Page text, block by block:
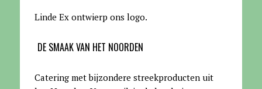
Linde Ex ontwierp ons logo.
DE SMAAK VAN HET NOORDEN
Catering met bijzondere streekproducten uit